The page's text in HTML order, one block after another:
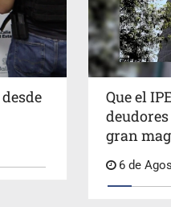
Que el
gran
6 de